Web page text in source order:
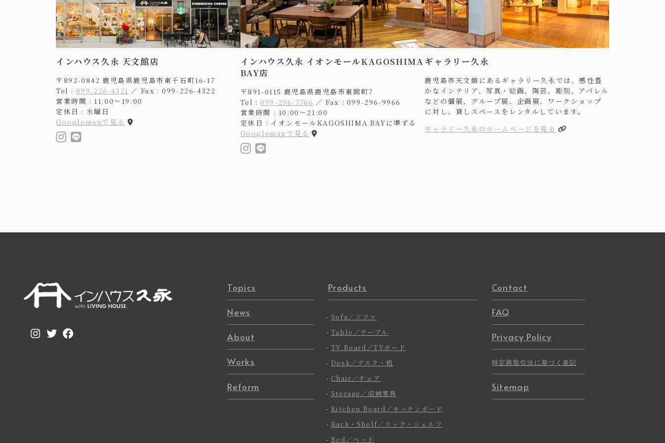
インハウス久永 天文館店
〒892-0842 鹿児島県鹿児島市東千石町16-17
Tel : 099-226-4321 ／ Fax : 099-226-4322
営業時間 : 11:00〜19:00
定休日 : 水曜日
Googlemapで見る
インハウス久永 イオンモールKAGOSHIMA
BAY店
〒891-0115 鹿児島県鹿児島市東開町7
Tel : 099-296-7766 ／ Fax : 099-296-9966
営業時間 : 10:00〜21:00
定休日 : イオンモールKAGOSHIMA BAYに準ずる
Googlemapで見る
ギャラリー久永
鹿児島市天文館にあるギャラリー久永では、感性豊
かなインテリア、写真・絵画、陶芸、彫刻、アパレル
などの個展、グループ展、企画展、ワークショップ
に対し、貸しスペースをレンタルしています。
ギャラリー久永のホームページを見る
Instagram
TwitterFacebook
Topics
News
About
Works
Reform
Products
- Sofa／ソファ
- Table／テーブル
- TV Board／TVボード
- Desk／デスク・机
- Chair／チェア
- Storage／収納家具
- Kitchen Board／キッチンボード
- Rack・Shelf／ラック・シェルフ
- Bed／ベッド
Contact
FAQ
Privacy Policy
特定商取引法に基づく表記
Sitemap